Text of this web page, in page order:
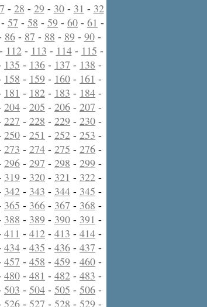
- 28 - 29- 30- 31 - 32
- 57 - 58 - 59 - 60 - 61 -
86- 87 - 88 - 89- 90-
- 112 - 113 - 114- 115 -
135 - 136 - 137 - 138 -
158 - 159 - 160 - 161 -
181 - 182 - 183 - 184 -
204 - 205 - 206 - 207 -
227 - 228 - 229 - 230 -
250 - 251 - 252 - 253 -
273 - 274 - 275 - 276 -
296 - 297 - 298 - 299 -
319 - 320 - 321 - 322 -
342 - 343 - 344 - 345 -
365 - 366 - 367 - 368 -
388 - 389 - 390 - 391 -
411 - 412 - 413 - 414 -
434 - 435 - 436 - 437 -
457 - 458 - 459 - 460 -
480 - 481 - 482 - 483 -
503 - 504 - 505 - 506 -
526 - 527 - 528 - 529 -